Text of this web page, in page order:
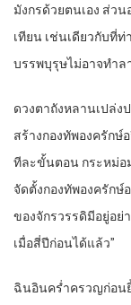
มังกร​ด้วย​ตนเอง​ ส่ว
เทียน​ เช่นเดียวกับ​ที่​
บรรพบุรุษ​ไม่อาจ​ทำล
ดวงตา​ถังหลาน​เปล่
สร้าง​กองทัพ​องครักษ์​
ทีละ​ขั้นตอน​ กระหม่อ
จัดตั้ง​กองทัพ​องครักษ์​
ของ​จักรวรรดิ​มีอยู่​อย่
เมื่อ​สี่ปีก่อน​ได้​แล้ว​”
ฉิน​อิน​คร่ำครวญ​ก่อน​